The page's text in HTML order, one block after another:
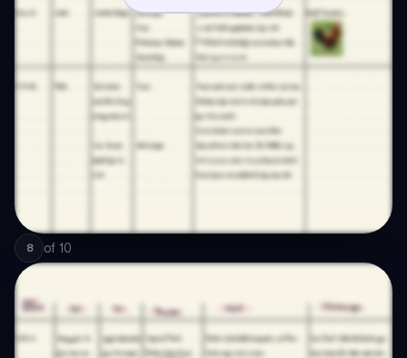
8 of 10